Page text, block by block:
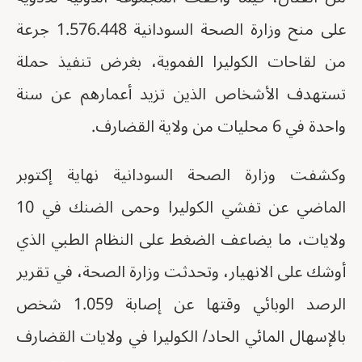
على منح وزارة الصحة السودانية 1.576.448 جرعة
من لقاحات الكوليرا الفموية، بغرض تنفيذ حملة
تستهدف الأشخاص الذين تزيد أعمارهم عن سنة
واحدة في 6 محليات من ولاية القضارف.
وكشفت وزارة الصحة السودانية نهاية إكتوبر
الماضي عن تفشي الكوليرا وحمى الضنك في 10
ولايات، ما يضاعف الضغط على النظام الطبي الذي
أوشك على الانهيار، وتحدثت وزارة الصحة، في تقرير
الرصد الوبائي وقتها عن إصابة 1.059 شخص
بالإسهال المائي الحاد/ الكوليرا في ولايات القضارف